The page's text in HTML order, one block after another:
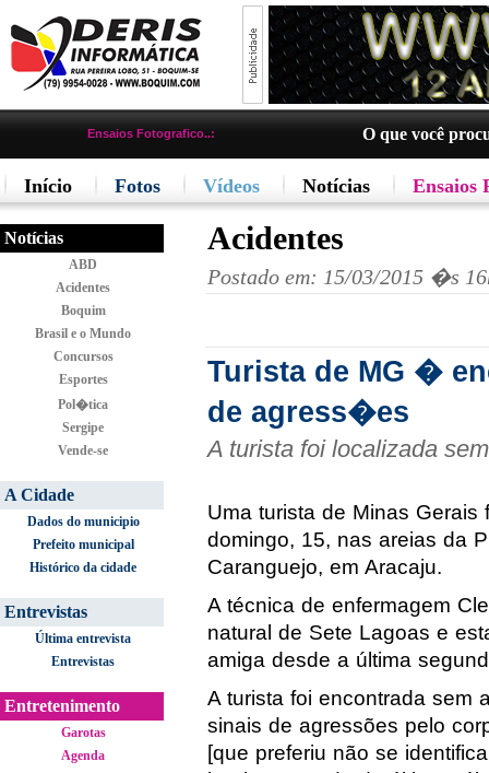
Ensaios Fotografico..: O que você
Início Fotos Vídeos Notícias Ensaios
Notícias
ABD
Acidentes
Boquim
Brasil e o Mundo
Concursos
Esportes
Pol�tica
Sergipe
Vende-se
A Cidade
Dados do municipio
Prefeito municipal
Histórico da cidade
Entrevistas
Última entrevista
Entrevistas
Entretenimento
Garotas
Agenda
Acidentes
Postado em: 15/03/2015 �s
Turista de MG �
de agress�es
A turista foi localizada
Uma turista de Minas
domingo, 15, nas areias da
Caranguejo, em Aracaju.
A técnica de enfermagem
natural de Sete Lagoas e
amiga desde a última
A turista foi encontrada sem
sinais de agressões pelo
[que preferiu não se